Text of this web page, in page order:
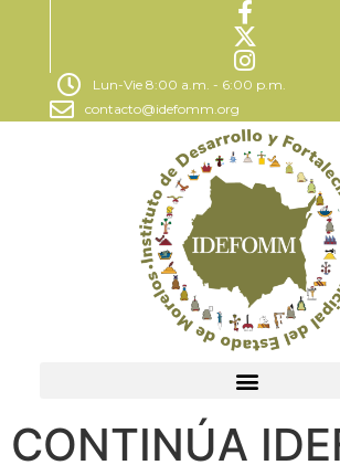
Lun-Vie 8:00 a.m. - 6:00 p.m.
contacto@idefomm.org
CONTINÚA